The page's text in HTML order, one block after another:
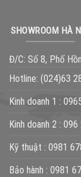
SHOWROOM HÀ
Đ/C: Số 8, Phố
Hotline: (024)63
Kinh doanh 1 :
Kinh doanh 2 : 096
Kỹ thuật : 0981
Bảo hành : 0981